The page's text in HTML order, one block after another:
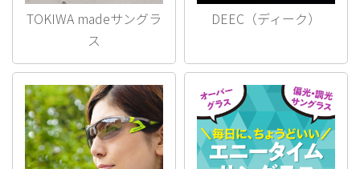
TOKIWA madeサングラ
ス
DEEC（ディーク）